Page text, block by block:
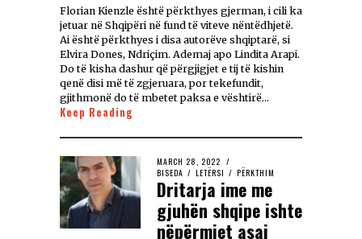
Florian Kienzle është përkthyes gjerman, i cili ka
jetuar në Shqipëri në fund të viteve nëntëdhjetë.
Ai është përkthyes i disa autorëve shqiptarë, si
Elvira Dones, Ndriçim. Ademaj apo Lindita Arapi.
Do të kisha dashur që përgjigjet e tij të kishin
qenë disi më të zgjeruara, por tekefundit,
gjithmonë do të mbetet paksa e vështirë…
Keep Reading
MARCH 28, 2022
BISEDA / LETËRSI / PËRKTHIM
Dritarja ime me
gjuhën shqipe ishte
nëpërmjet asaj